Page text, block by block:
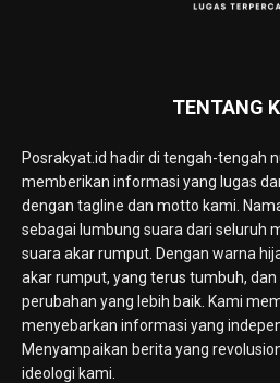
TENTANG
Posrakyat.id hadir di tengah-tengah
memberikan informasi yang lugas
dengan tagline dan motto kami.
sebagai lumbung suara dari seluruh
suara akar rumput. Dengan warna
akar rumput, yang terus tumbuh,
perubahan yang lebih baik. Kami
menyebarkan informasi yang
Menyampaikan berita yang
ideologi kami.